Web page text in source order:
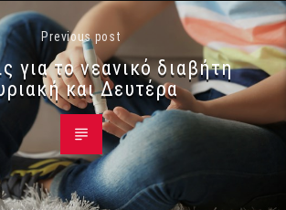
Previous post
για το νεανικό διαβήτη
και Δευτέρα